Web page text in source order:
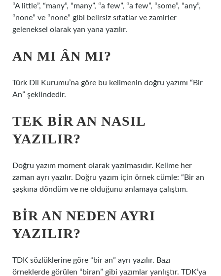
“A little”, “many”, “many”, “a few”, “a few”, “some”, “any”,
“none” ve “none” gibi belirsiz sıfatlar ve zamirler
geleneksel olarak yan yana yazılır.
AN MI ÂN MI?
Türk Dil Kurumu’na göre bu kelimenin doğru yazımı “Bir
An” şeklindedir.
TEK BIR AN NASIL
YAZILIR?
Doğru yazım moment olarak yazılmasıdır. Kelime her
zaman ayrı yazılır. Doğru yazım için örnek cümle: “Bir an
şaşkına döndüm ve ne olduğunu anlamaya çalıştım.
BIR AN NEDEN AYRI
YAZILIR?
TDK sözlüklerine göre “bir an” ayrı yazılır. Bazı
örneklerde görülen “biran” gibi yazımlar yanlıştır. TDK’ya